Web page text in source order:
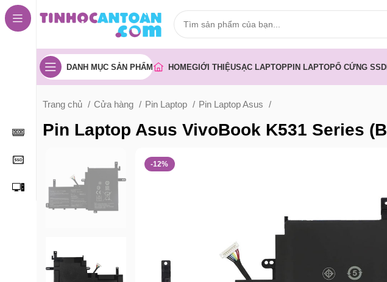
DANH MỤC SẢN PHẨM HOMEGIỚI THIỆUSẠC LAPTOPPIN LAPTOPỔ CỨNG SSD
Trang chủ Cửa hàng Pin Laptop Pin Laptop Asus
Pin Laptop Asus VivoBook K531 Series
-12%